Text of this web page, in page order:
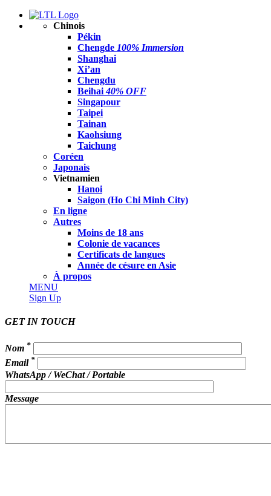
Chinois
Pékin
Chengde 100% Immersion
Shanghai
Xi’an
Chengdu
Beihai40% OFF
Singapour
Taipei
Tainan
Kaohsiung
Taichung
Coréen
Japonais
Vietnamien
Hanoi
Saigon (Ho Chi Minh City)
En ligne
Autres
Moins de 18 ans
Colonie de vacances
Certificats de langues
Année de césure en Asie
À propos
MENU
Sign Up
GET IN TOUCH
Nom *
Email *
WhatsApp / WeChat / Portable
Message